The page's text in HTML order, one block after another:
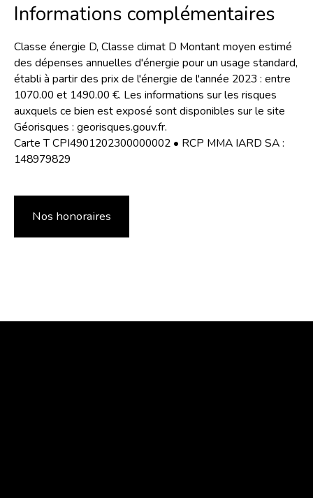
Informations complémentaires
Classe énergie D, Classe climat D Montant moyen estimé
des dépenses annuelles d'énergie pour un usage standard,
établi à partir des prix de l'énergie de l'année 2023 : entre
1070.00 et 1490.00 €. Les informations sur les risques
auxquels ce bien est exposé sont disponibles sur le site
Géorisques : georisques.gouv.fr.
Carte T CPI4901202300000002 • RCP MMA IARD SA :
148979829
Nos honoraires